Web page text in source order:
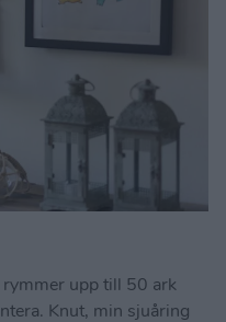
upp till 50 ark
Knut, min sjuåring